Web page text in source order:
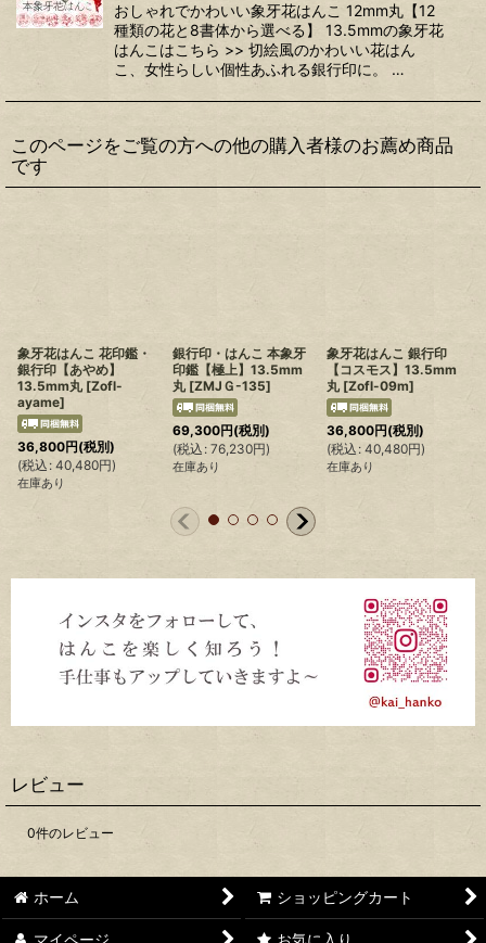
おしゃれでかわいい象牙花はんこ 12mm丸【12
種類の花と8書体から選べる】 13.5mmの象牙花
はんこはこちら >> 切絵風のかわいい花はん
こ、女性らしい個性あふれる銀行印に。 …
このページをご覧の方への他の購入者様のお薦め商品
です
象牙花はんこ 花印鑑・
銀行印【あやめ】
13.5mm丸 [Zofl-
ayame]
36,800円(税別)
(税込 : 40,480円)
在庫あり
銀行印・はんこ 本象牙
印鑑【極上】13.5mm
丸 [ZMJＧ-135]
69,300円(税別)
(税込 : 76,230円)
在庫あり
象牙花はんこ 銀行印
【コスモス】13.5mm
丸 [Zofl-09m]
36,800円(税別)
(税込 : 40,480円)
在庫あり
レビュー
0件のレビュー
ホーム ショッピングカート